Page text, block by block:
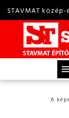
STAVMAT
A